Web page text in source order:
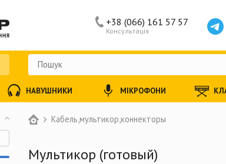
Кабель,мультикор,коннекторы
Мультикор (готовый)
Консультація
+38 (066) 161 57 57
НАВУШНИКИ МІКРОФОНИ